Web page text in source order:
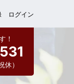
ログイン
！
）